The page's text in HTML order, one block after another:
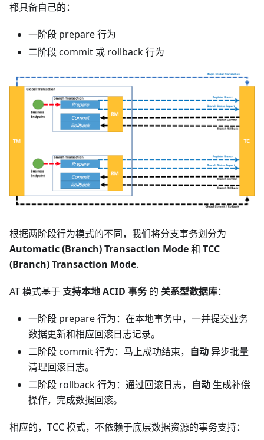
都具备自己的：
一阶段 prepare 行为
二阶段 commit 或 rollback 行为
根据两阶段行为模式的不同，我们将分支事务划分为
Automatic (Branch) Transaction Mode和 TCC
(Branch) Transaction Mode.
AT 模式基于 支持本地 ACID 事务的 关系型数据库：
一阶段 prepare 行为：在本地事务中，一并提交业务
数据更新和相应回滚日志记录。
二阶段 commit 行为：马上成功结束， 自动异步批量
清理回滚日志。
二阶段 rollback 行为：通过回滚日志， 自动 生成补偿
操作，完成数据回滚。
相应的，TCC 模式，不依赖于底层数据资源的事务支持：